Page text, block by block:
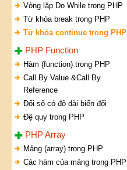
Vòng lặp Do While trong PHP
Từ khóa break trong PHP
Từ khóa continue trong PHP
PHP Function
Hàm (function) trong PHP
Call By Value &Call By
Reference
Đối số có độ dài biến đổi
Đệ quy trong PHP
PHP Array
Mảng (array) trong PHP
Các hàm của mảng trong PHP